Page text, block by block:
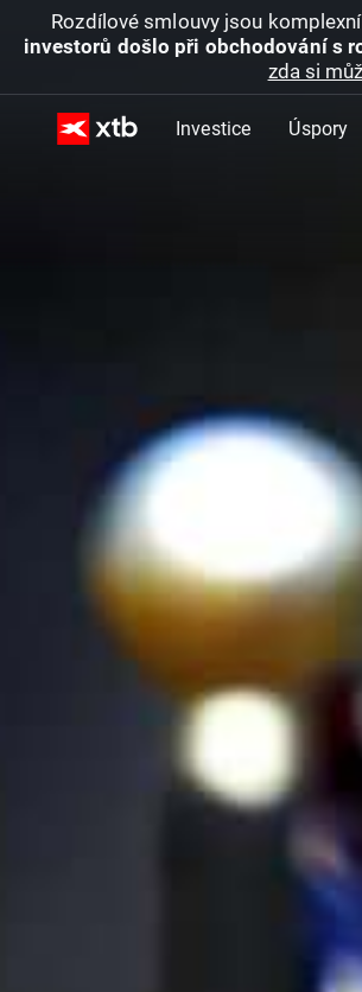
Rozdílové smlouvy jsou
investorů došlo při obchodování s
zda si
Investice Úspory